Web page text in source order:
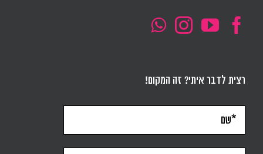
רצית לדבר איתי? זה המקום!